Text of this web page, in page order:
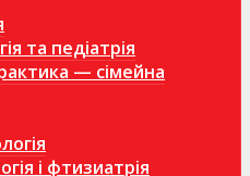
та педіатрія
— сімейна
і фтизиатрія